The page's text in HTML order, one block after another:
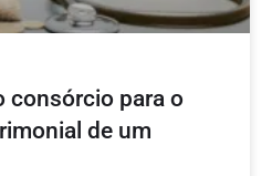
consórcio para o
de um